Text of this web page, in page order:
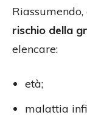
rischio della
elencare:
età;
malattia